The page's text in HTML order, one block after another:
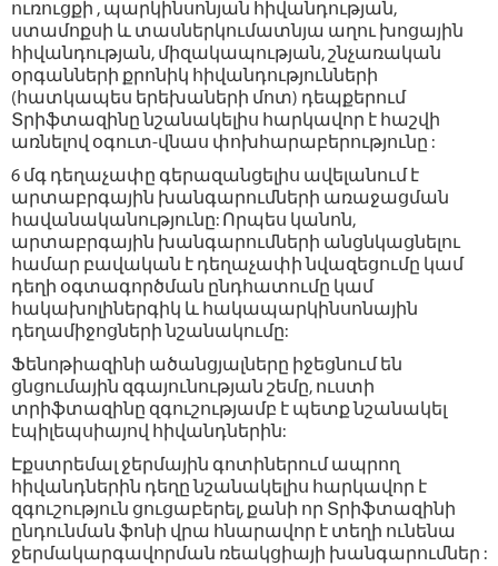
ուռուցքի , պարկինսոնյան հիվանդության,
ստամոքսի և տասներկումատնյա աղու խոցային
հիվանդության, միզակապության, շնչառական
օրգանների քրոնիկ հիվանդությունների
(հատկապես երեխաների մոտ) դեպքերում
Տրիֆտազինը նշանակելիս հարկավոր է հաշվի
առնելով օգուտ-վնաս փոխհարաբերությունը :
6 մգ դեղաչափը գերազանցելիս ավելանում է
արտաբրգային խանգարումների առաջացման
հավանականությունը: Որպես կանոն,
արտաբրգային խանգարումների անցնկացնելու
համար բավական է դեղաչափի նվազեցումը կամ
դեղի օգտագործման ընդհատումը կամ
հակախոլիներգիկ և հակապարկինսոնային
դեղամիջոցների նշանակումը:
Ֆենոթիազինի ածանցյալները իջեցնում են
ցնցումային զգայունության շեմը, ուստի
տրիֆտազինը զգուշությամբ է պետք նշանակել
էպիլեպսիայով հիվանդներին:
Էքստրեմալ ջերմային գոտիներում ապրող
հիվանդներին դեղը նշանակելիս հարկավոր է
զգուշություն ցուցաբերել, քանի որ Տրիֆտազինի
ընդունման ֆոնի վրա հնարավոր է տեղի ունենա
ջերմակարգավորման ռեակցիայի խանգարումներ :